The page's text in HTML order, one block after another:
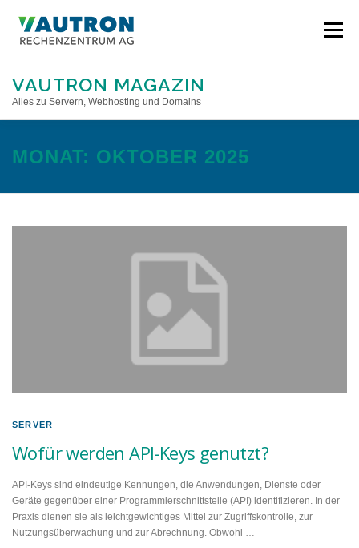
Inhalt
VAUTRON MAGAZIN
Alles zu Servern, Webhosting und Domains
Menü
STARTSEITE
MONAT: OKTOBER 2025
SERVER
Wofür werden API-Keys genutzt?
API-Keys sind eindeutige Kennungen, die Anwendungen, Dienste oder
Geräte gegenüber einer Programmierschnittstelle (API) identifizieren. In der
Praxis dienen sie als leichtgewichtiges Mittel zur Zugriffskontrolle, zur
Nutzungsüberwachung und zur Abrechnung. Obwohl …